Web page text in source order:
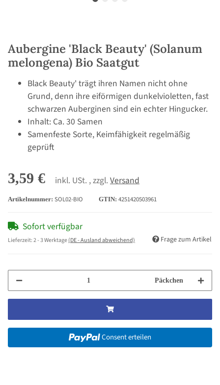
Aubergine 'Black Beauty' (Solanum
melongena) Bio Saatgut
Black Beauty' trägt ihren Namen nicht ohne
Grund, denn ihre eiförmigen dunkelvioletten, fast
schwarzen Auberginen sind ein echter Hingucker.
Inhalt: Ca. 30 Samen
Samenfeste Sorte, Keimfähigkeit regelmäßig
geprüft
3,59 € inkl. USt. , zzgl. Versand
Artikelnummer: SOL02-BIO GTIN: 4251420503961
Sofort verfügbar
Lieferzeit:2 - 3 Werktage(DE - Ausland abweichend) Frage zum Artikel
Päckchen
Consent erteilen